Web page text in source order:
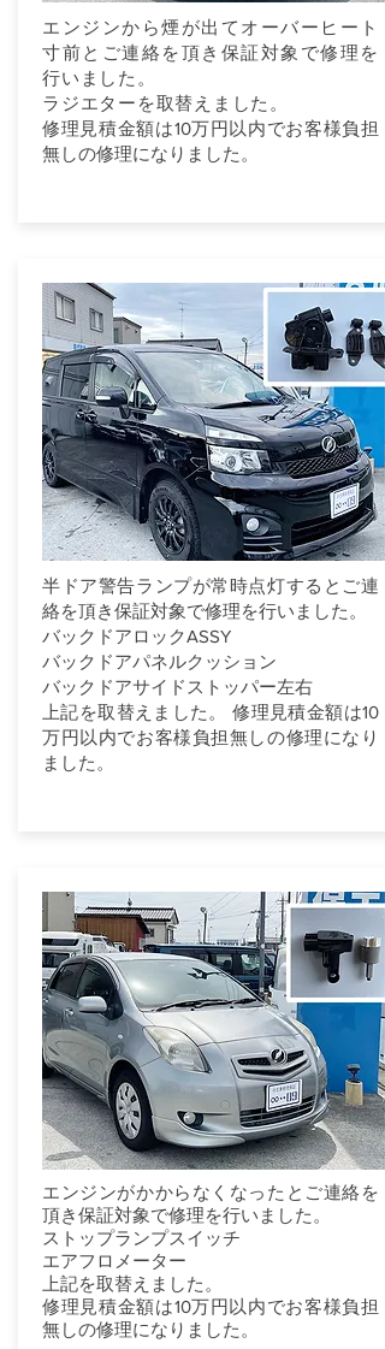
エンジンから煙が出てオーバーヒート
寸前とご連絡を頂き保証対象で修理を
行いました。
ラジエターを取替えました。
修理見積金額は10万円以内でお客様負担
無しの修理になりました。
半ドア警告ランプが常時点灯するとご連
絡を頂き保証対象で修理を行いました。
バックドアロックASSY
バックドアパネルクッション
バックドアサイドストッパー左右
上記を取替えました。 修理見積金額は10
万円以内でお客様負担無しの修理になり
ました。
エンジンがかからなくなったとご連絡を
頂き保証対象で修理を行いました。
ストップランプスイッチ
エアフロメーター
上記を取替えました。
修理見積金額は10万円以内でお客様負担
無しの修理になりました。